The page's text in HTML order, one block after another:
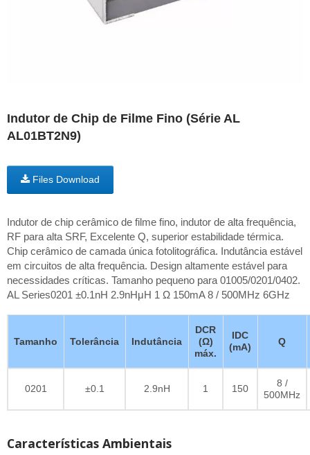
Indutor de Chip de Filme Fino (Série AL
AL01BT2N9)
Files Download
Indutor de chip cerâmico de filme fino, indutor de alta frequência,
RF para alta SRF, Excelente Q, superior estabilidade térmica.
Chip cerâmico de camada única fotolitográfica. Indutância estável
em circuitos de alta frequência. Design altamente estável para
necessidades críticas. Tamanho pequeno para 01005/0201/0402.
AL Series0201 ±0.1nH 2.9nHμH 1 Ω 150mA 8 / 500MHz 6GHz
Tamanho Tolerância Indutância
DCR
(Ω)
máx.
IDC
(mA)
Q
0201 ±0.1 2.9nH 1 150
8 /
500MHz
Características Ambientais